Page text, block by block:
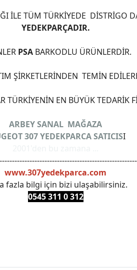
İLE TÜM TÜRKİYEDE DİSTRİGO
YEDEKPARÇADIR.
PSA BARKODLU ÜRÜNLERDİR.
ŞİRKETLERİNDEN TEMİN
EN BÜYÜK TEDARİK
ARBEY SANAL MAĞAZA
307 YEDEKPARCA SATICISI
www.307yedekparca.com
fazla bilgi için bizi ulaşabilirsiniz.
0545 311 0 312